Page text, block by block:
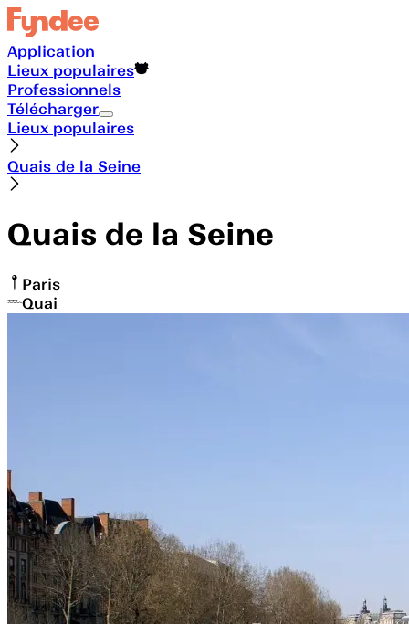
Application
Lieux populaires
Professionnels
Télécharger
Lieux populaires
Quais de la Seine
Quais de la Seine
Paris
Quai